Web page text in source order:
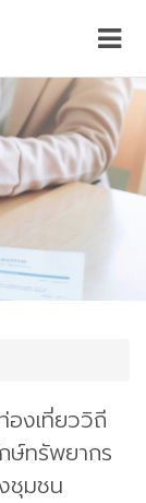
งเที่ยววิถี
ษ์ทรัพยากร
ชุมชน